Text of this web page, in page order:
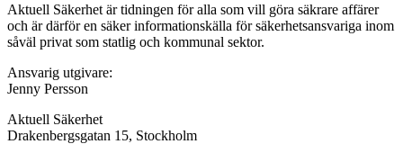
Aktuell Säkerhet är tidningen för alla som vill göra säkrare affärer
och är därför en säker informationskälla för säkerhets­ansvariga inom
såväl privat som statlig och kommunal sektor.
Ansvarig utgivare:
Jenny Persson
Aktuell Säkerhet
Drakenbergsgatan 15, Stockholm